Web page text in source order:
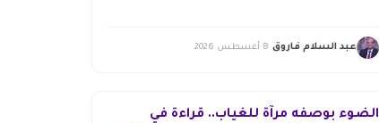
عبد السلام فاروق 8 أغسطس 2026
الضوء بوصفه مرآة للغياب.. قراءة في